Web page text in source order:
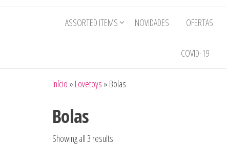
Sexy
Shop
ASSORTED ITEMS NOVIDADES OFERTAS
COVID-19
Início » Lovetoys » Bolas
Bolas
Showing all 3 results